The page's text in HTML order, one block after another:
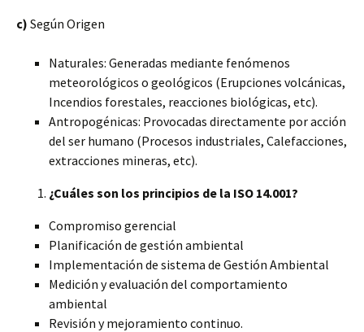
c) Según Origen
Naturales: Generadas mediante fenómenos
meteorológicos o geológicos (Erupciones volcánicas,
Incendios forestales, reacciones biológicas, etc).
Antropogénicas: Provocadas directamente por acción
del ser humano (Procesos industriales, Calefacciones,
extracciones mineras, etc).
¿Cuáles son los principios de la ISO 14.001?
Compromiso gerencial
Planificación de gestión ambiental
Implementación de sistema de Gestión Ambiental
Medición y evaluación del comportamiento
ambiental
Revisión y mejoramiento continuo.